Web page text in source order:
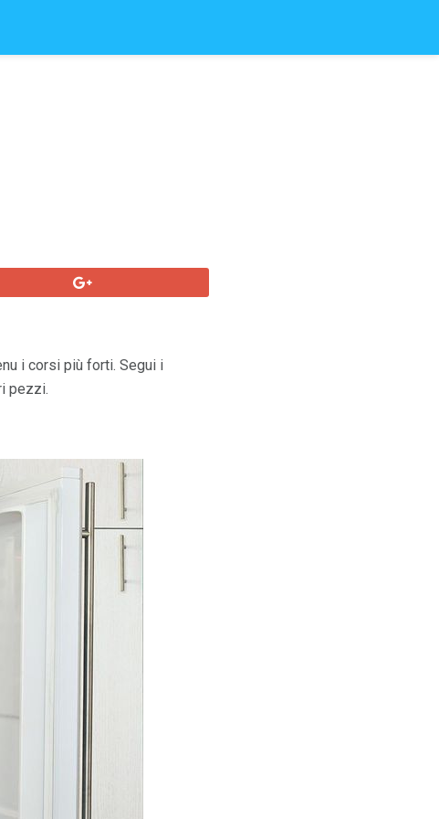
i corsi più forti. Segui i
pezzi.